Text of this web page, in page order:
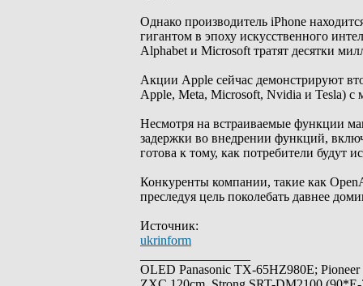
Однако производитель iPhone
гигантом в эпоху искусственного
Alphabet и Microsoft тратят десятки
Акции Apple сейчас демонстрируют
Apple, Meta, Microsoft, Nvidia и Tesla) с
Несмотря на встраиваемые функции
задержки во внедрении функций,
готова к тому, как потребители будут
Конкуренты компании, такие как
преследуя цель поколебать давнее
Источник:
ukrinform
OLED Panasonic TX-65HZ980E;